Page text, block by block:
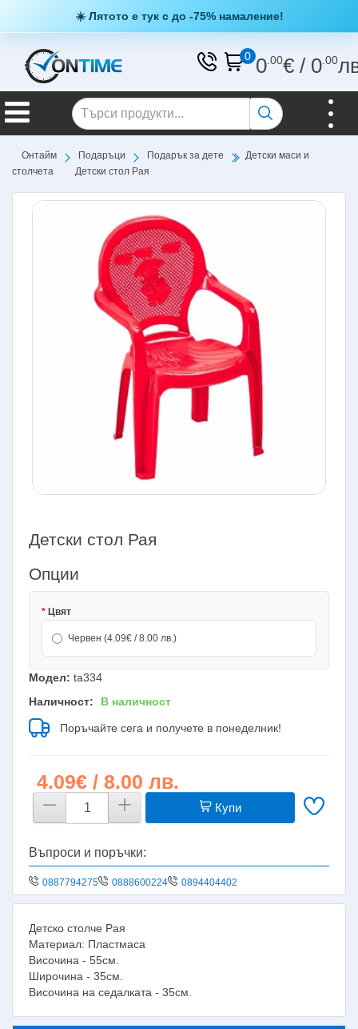
☀️ Лятото е тук с до -75% намаление!
0 0.00€/ 0.00
Онтайм Подаръци Подарък за дете
Детски маси и
столчета
Детски стол Рая
Детски стол Рая
Опции
Цвят
Червен (4.09€ / 8.00 лв.)
Модел: ta334
Наличност:
В наличност
Поръчайте сега и получете в понеделник!
4.09€ / 8.00 лв.
Купи
Въпроси и поръчки:
0887794275 0888600224 0894404402
Детско столче Рая
Материал: Пластмаса
Височина - 55см.
Широчина - 35см.
Височина на седалката - 35см.